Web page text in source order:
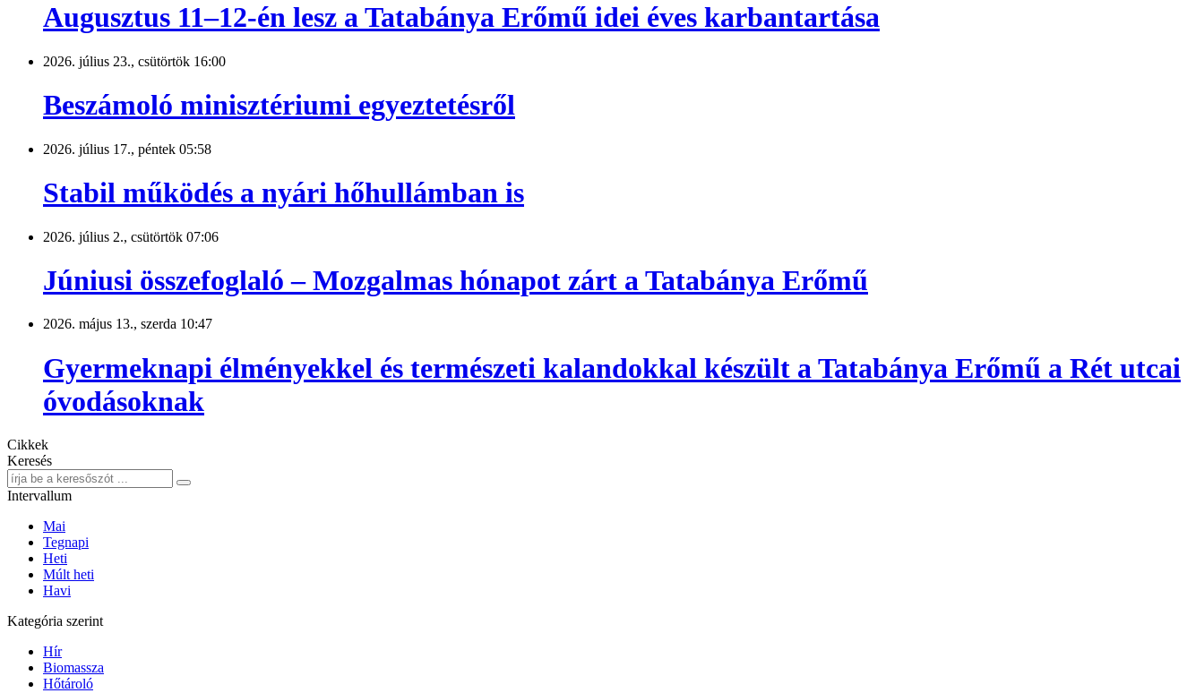
Augusztus 11–12-én lesz a Tatabánya Erőmű idei éves karbantartása
2026. július 23., csütörtök 16:00
Beszámoló minisztériumi egyeztetésről
2026. július 17., péntek 05:58
Stabil működés a nyári hőhullámban is
2026. július 2., csütörtök 07:06
Júniusi összefoglaló – Mozgalmas hónapot zárt a Tatabánya Erőmű
2026. május 13., szerda 10:47
Gyermeknapi élményekkel és természeti kalandokkal készült a Tatabánya Erőmű a Rét utcai
óvodásoknak
Cikkek
Keresés
Intervallum
Mai
Tegnapi
Heti
Múlt heti
Havi
Kategória szerint
Hír
Biomassza
Hőtároló